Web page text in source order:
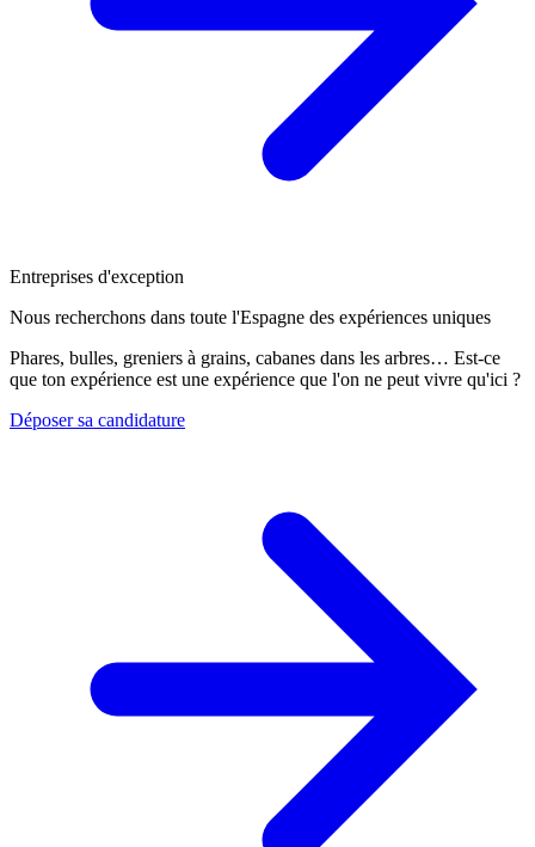
Entreprises d'exception
Nous recherchons dans toute l'Espagne des expériences uniques
Phares, bulles, greniers à grains, cabanes dans les arbres… Est-ce
que ton expérience est une expérience que l'on ne peut vivre qu'ici ?
Déposer sa candidature